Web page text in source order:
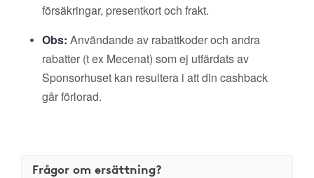
försäkringar, presentkort och frakt.
Obs: Användande av rabattkoder och andra
rabatter (t ex Mecenat) som ej utfärdats av
Sponsorhuset kan resultera i att din cashback
går förlorad.
Frågor om ersättning?